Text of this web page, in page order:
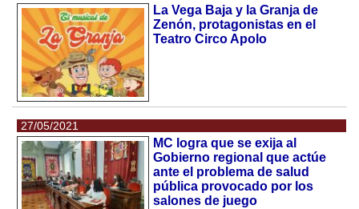
La Vega Baja y la Granja de
Zenón, protagonistas en el
Teatro Circo Apolo
27/05/2021
MC logra que se exija al
Gobierno regional que actúe
ante el problema de salud
pública provocado por los
salones de juego